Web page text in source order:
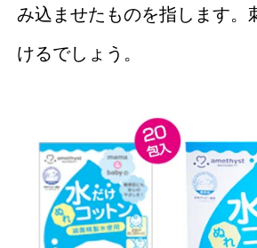
み込ませたものを指します
けるでしょう。